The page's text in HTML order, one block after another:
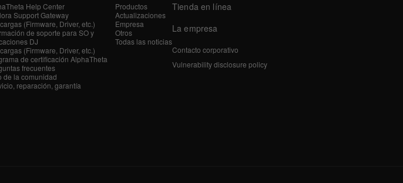
Help Center
Support Gateway
(Firmware, Driver, etc.)
de soporte para SO y
DJ
(Firmware, Driver, etc.)
de certificación AlphaTheta
frecuentes
de la comunidad
reparación, garantía
Productos
Actualizaciones
Empresa
Otros
Todas las noticias
Tienda en línea
La empresa
Contacto corporativo
Vulnerability disclosure policy